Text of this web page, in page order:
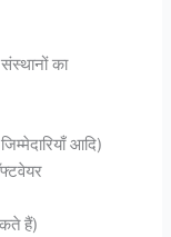
का
आदि)
हैं)